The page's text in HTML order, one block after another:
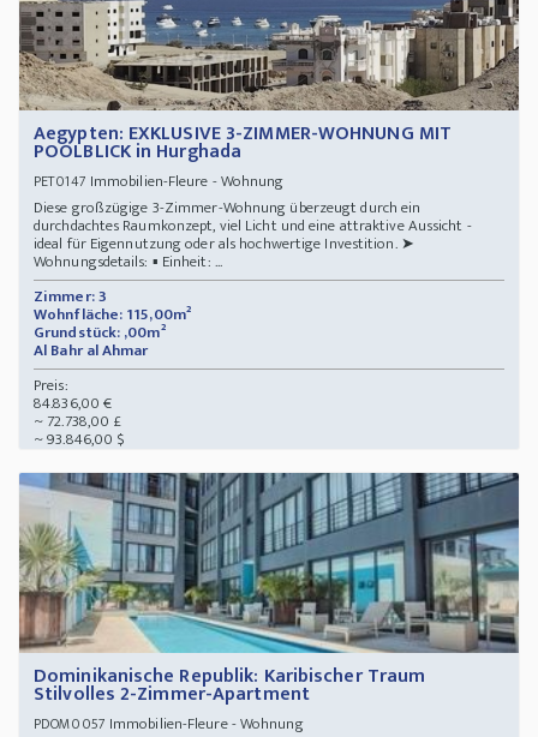
Aegypten: EXKLUSIVE 3-ZIMMER-WOHNUNG MIT
POOLBLICK in Hurghada
PET0147 Immobilien-Fleure - Wohnung
Diese großzügige 3-Zimmer-Wohnung überzeugt durch ein
durchdachtes Raumkonzept, viel Licht und eine attraktive Aussicht -
ideal für Eigennutzung oder als hochwertige Investition. ➤
Wohnungsdetails: ▪️ Einheit: ...
Zimmer: 3
Wohnfläche: 115,00m²
Grundstück: ,00m²
Al Bahr al Ahmar
Preis:
84.836,00 €
~ 72.738,00 £
~ 93.846,00 $
Dominikanische Republik: Karibischer Traum
Stilvolles 2-Zimmer-Apartment
PDOM0057 Immobilien-Fleure - Wohnung